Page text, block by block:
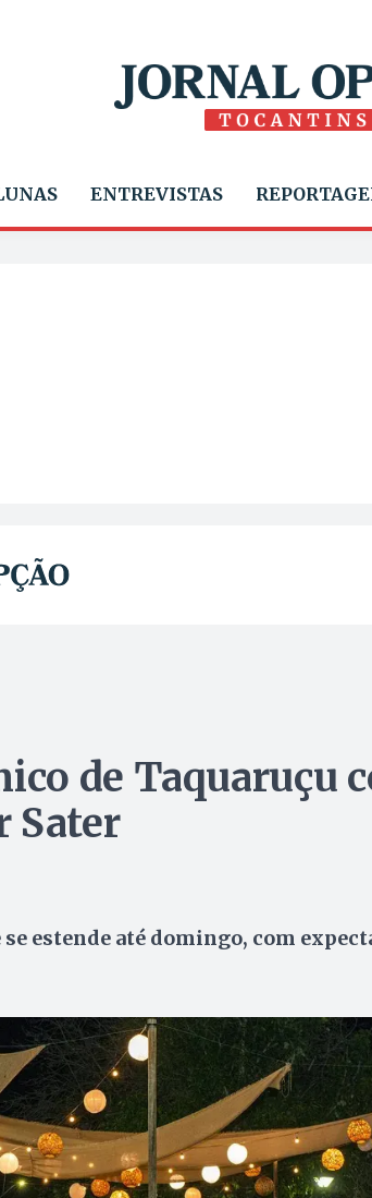
ENTREVISTAS
de Taquaruçu
Sater
estende até domingo, com